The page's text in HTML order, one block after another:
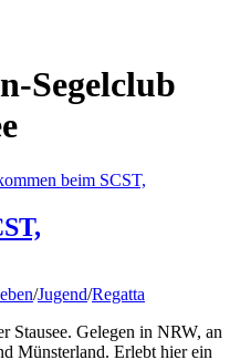
Segelclub
/Jugend/Regatta
Stausee. Gelegen in NRW, an
Münsterland. Erlebt hier ein